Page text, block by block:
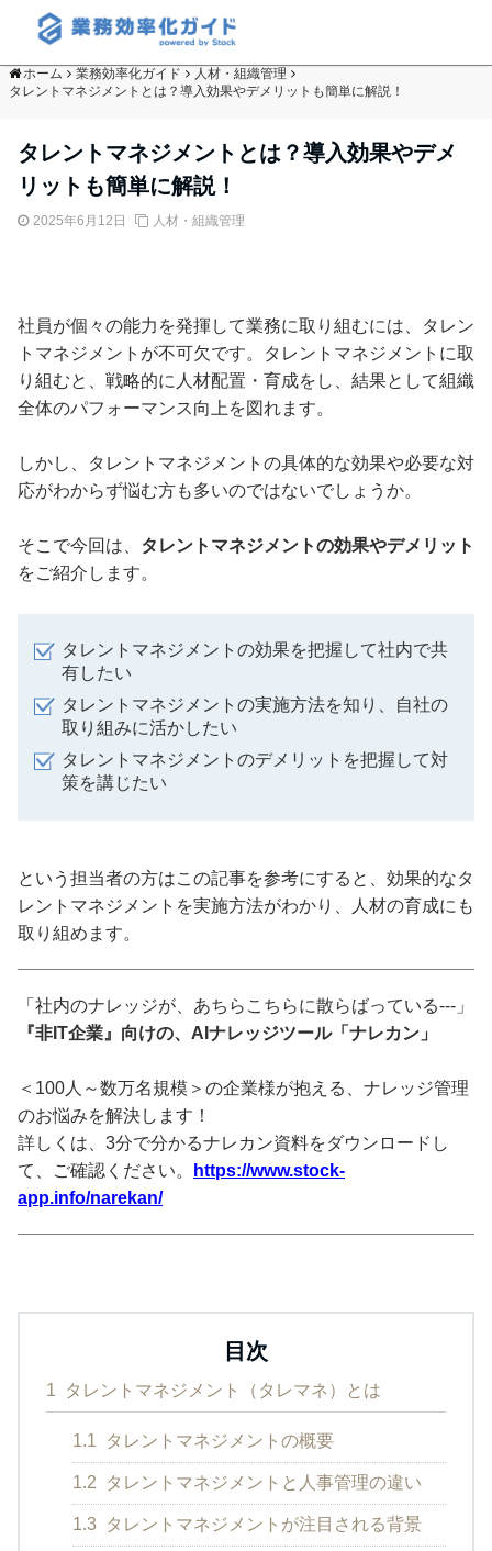
ホーム 業務効率化ガイド
人材・組織管理
タレントマネジメントとは？導入効果やデメリットも簡単に解説！
タレントマネジメントとは？導入効果やデメ
リットも簡単に解説！
2025年6月12日 人材・組織管理
社員が個々の能力を発揮して業務に取り組むには、タレン
トマネジメントが不可欠です。タレントマネジメントに取
り組むと、戦略的に人材配置・育成をし、結果として組織
全体のパフォーマンス向上を図れます。
しかし、タレントマネジメントの具体的な効果や必要な対
応がわからず悩む方も多いのではないでしょうか。
そこで今回は、 タレントマネジメントの効果やデメリット
をご紹介します。
タレントマネジメントの効果を把握して社内で共
有したい
タレントマネジメントの実施方法を知り、自社の
取り組みに活かしたい
タレントマネジメントのデメリットを把握して対
策を講じたい
という担当者の方はこの記事を参考にすると、効果的なタ
レントマネジメントを実施方法がわかり、人材の育成にも
取り組めます。
「社内のナレッジが、あちらこちらに散らばっている---」
『非IT企業』向けの、AIナレッジツール「ナレカン」
＜100人～数万名規模＞の企業様が抱える、ナレッジ管理
のお悩みを解決します！
詳しくは、3分で分かるナレカン資料をダウンロードし
て、ご確認ください。
https://www.stock-
app.info/narekan/
目次
1 タレントマネジメント（タレマネ）とは
1.1 タレントマネジメントの概要
1.2 タレントマネジメントと人事管理の違い
1.3 タレントマネジメントが注目される背景